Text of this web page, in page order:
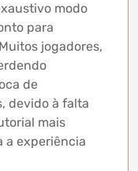
modo
para
jogadores,
de
devido à falta
mais
a experiência